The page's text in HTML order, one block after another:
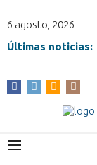
6 agosto, 2026
Últimas noticias: